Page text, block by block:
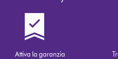
Attiva la garanzia